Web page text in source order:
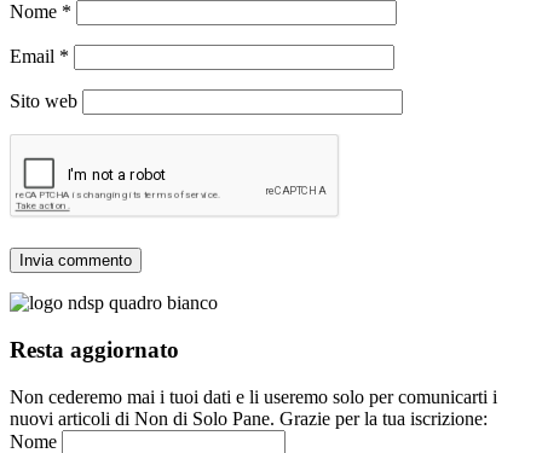
Nome *
Email *
Sito web
Resta aggiornato
Non cederemo mai i tuoi dati e li useremo solo per comunicarti i
nuovi articoli di Non di Solo Pane. Grazie per la tua iscrizione:
Nome